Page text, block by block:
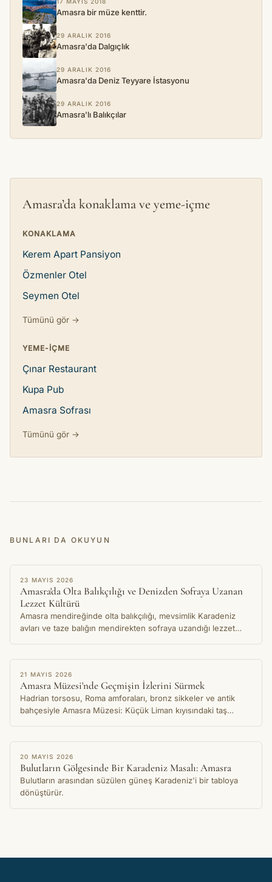
Amasra bir müze kenttir.
29 ARALIK 2016
Amasra'da Dalgıçlık
29 ARALIK 2016
Amasra'da Deniz Teyyare İstasyonu
29 ARALIK 2016
Amasra'lı Balıkçılar
Amasra’da konaklama ve yeme-içme
KONAKLAMA
Kerem Apart Pansiyon
Özmenler Otel
Seymen Otel
Tümünü gör →
YEME-IÇME
Çınar Restaurant
Kupa Pub
Amasra Sofrası
Tümünü gör →
BUNLARI DA OKUYUN
HIKAYE
23 MAYIS 2026
Amasra'da Olta Balıkçılığı ve Denizden Sofraya Uzanan
Lezzet Kültürü
Amasra mendireğinde olta balıkçılığı, mevsimlik Karadeniz
avları ve taze balığın mendirekten sofraya uzandığı lezzet
HIKAYE
21 MAYIS 2026
Amasra Müzesi'nde Geçmişin İzlerini Sürmek
Hadrian torsosu, Roma amforaları, bronz sikkeler ve antik
bahçesiyle Amasra Müzesi: Küçük Liman kıyısındaki taş
HIKAYE
20 MAYIS 2026
Bulutların Gölgesinde Bir Karadeniz Masalı: Amasra
Bulutların arasından süzülen güneş Karadeniz'i bir tabloya
dönüştürür.